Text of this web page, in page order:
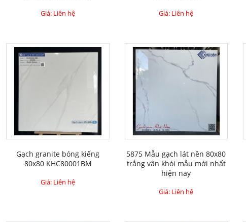
Giá: Liên hệ Giá: Liên hệ
Gạch granite bóng kiếng
80x80 KHC80001BM
Giá: Liên hệ
5875 Mẫu gạch lát nền 80x80
trắng vân khói mẫu mới nhất
hiện nay
Giá: Liên hệ